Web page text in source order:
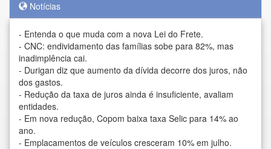
Notícias
- Entenda o que muda com a nova Lei do Frete.
- CNC: endividamento das famílias sobe para 82%, mas
inadimplência cai.
- Durigan diz que aumento da dívida decorre dos juros, não
dos gastos.
- Redução da taxa de juros ainda é insuficiente, avaliam
entidades.
- Em nova redução, Copom baixa taxa Selic para 14% ao
ano.
- Emplacamentos de veículos cresceram 10% em julho.